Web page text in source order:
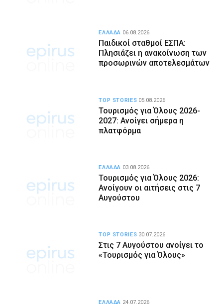
Παιδικοί σταθμοί ΕΣΠΑ:
Πλησιάζει η ανακοίνωση των
προσωρινών αποτελεσμάτων
ΕΛΛΑΔΑ 06.08.2026
Τουρισμός για Όλους 2026-
2027: Ανοίγει σήμερα η
πλατφόρμα
TOP STORIES 05.08.2026
Τουρισμός για Όλους 2026:
Ανοίγουν οι αιτήσεις στις 7
Αυγούστου
ΕΛΛΑΔΑ 03.08.2026
Στις 7 Αυγούστου ανοίγει το
«Τουρισμός για Όλους»
TOP STORIES 30.07.2026
ΕΛΛΑΔΑ 24.07.2026